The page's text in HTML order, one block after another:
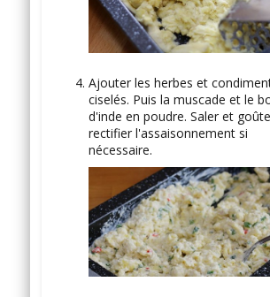
Ajouter les herbes et
ciselés. Puis la muscade et le
d'inde en poudre. Saler et
rectifier l'assaisonnement si
nécessaire.